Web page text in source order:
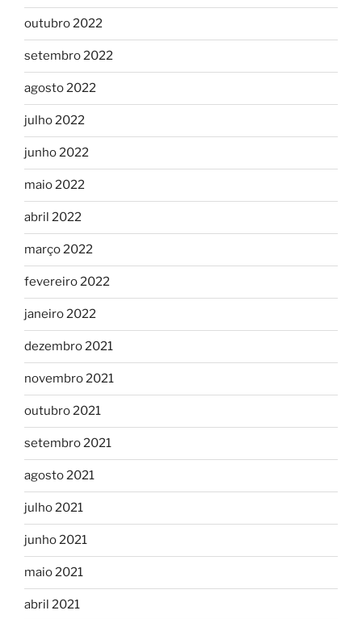
outubro 2022
setembro 2022
agosto 2022
julho 2022
junho 2022
maio 2022
abril 2022
março 2022
fevereiro 2022
janeiro 2022
dezembro 2021
novembro 2021
outubro 2021
setembro 2021
agosto 2021
julho 2021
junho 2021
maio 2021
abril 2021